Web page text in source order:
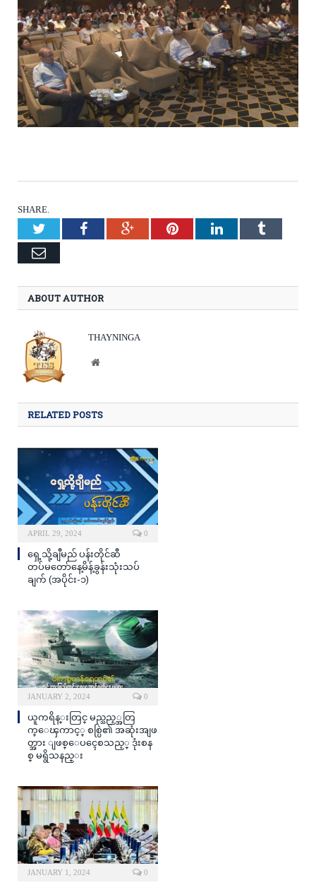
SHARE.
TwitterFacebookGoogle+PinterestLinkedInTumblr
Email
ABOUT AUTHOR
THAYNINGA
Website
RELATED POSTS
APRIL 29, 2024 0
ရှေ့သို့ချီမည် ပန်းတိုင်ဆီ
တပ်မတော်နေ့မိန့်ခွန်းသုံးသပ်
ချက် (အပိုင်း-၁)
JANUARY 2, 2024 0
ယူကရိန္းတြင္ မည္သည့္အတြ
က္ေၾကာင့္ စစ္ပြဲ၏ အဆုံးအျဖ
တ္အား ျဖစ္ေပၚေစသည့္ ဒုံးစန
စ္ မရွိသနည္း
JANUARY 1, 2024 0